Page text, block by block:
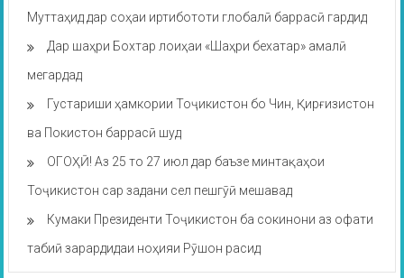
Муттаҳид дар соҳаи иртибототи глобалӣ баррасӣ гардид
Дар шаҳри Бохтар лоиҳаи «Шаҳри бехатар» амалӣ
мегардад
Густариши ҳамкории Тоҷикистон бо Чин, Қирғизистон
ва Покистон баррасӣ шуд
ОГОҲӢ! Аз 25 то 27 июл дар баъзе минтақаҳои
Тоҷикистон сар задани сел пешгӯӣ мешавад
Кумаки Президенти Тоҷикистон ба сокинони аз офати
табиӣ зарардидаи ноҳияи Рӯшон расид